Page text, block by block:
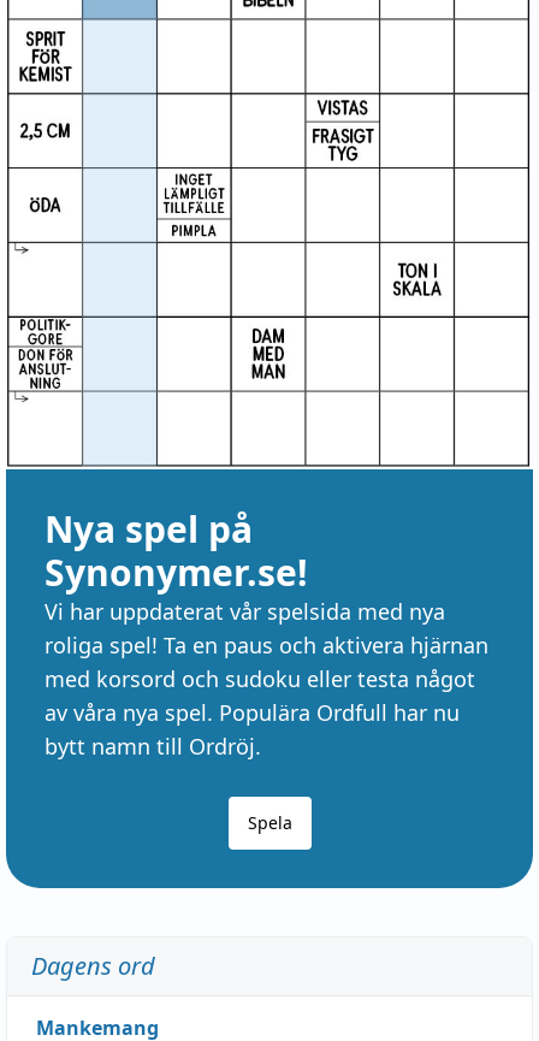
Nya spel på
Synonymer.se!
Vi har uppdaterat vår spelsida med nya
roliga spel! Ta en paus och aktivera hjärnan
med korsord och sudoku eller testa något
av våra nya spel. Populära Ordfull har nu
bytt namn till Ordröj.
Spela
Dagens ord
Mankemang